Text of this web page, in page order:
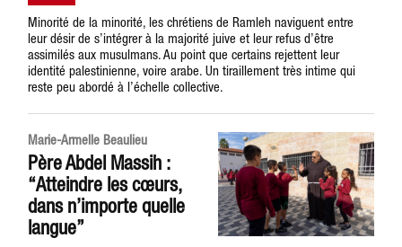
Minorité de la minorité, les chrétiens de Ramleh naviguent entre
leur désir de s’intégrer à la majorité juive et leur refus d’être
assimilés aux musulmans. Au point que certains rejettent leur
identité palestinienne, voire arabe. Un tiraillement très intime qui
reste peu abordé à l’échelle collective.
Marie-Armelle Beaulieu
Père Abdel Massih :
“Atteindre les cœurs,
dans n’importe quelle
langue”